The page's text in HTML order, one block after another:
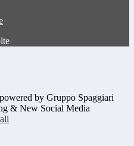
by Gruppo Spaggiari
& New Social Media